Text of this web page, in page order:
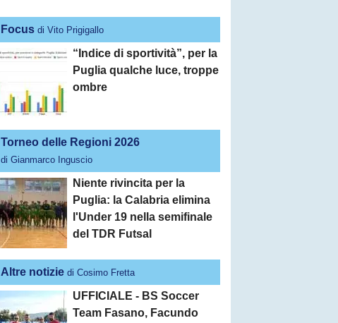
Focus di Vito Prigigallo
“Indice di sportività”, per la
Puglia qualche luce, troppe
ombre
Torneo delle Regioni 2026
di Gianmarco Inguscio
Niente rivincita per la
Puglia: la Calabria elimina
l'Under 19 nella semifinale
del TDR Futsal
Altre notizie di Cosimo Fretta
UFFICIALE - BS Soccer
Team Fasano, Facundo